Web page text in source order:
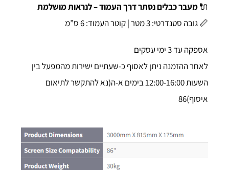
🔌מעבר כבלים נסתר דרך העמוד – לנראות מושלמת
📏 גובה סטנדרטי: 3 מטר | קוטר העמוד: 6 ס”מ
אספקה עד 3 ימי עסקים
לאחר ההזמנה ניתן לאסוף כ-שעתיים ישירות מהמפעל בין
השעות 12:00-16:00 בימים א-ה(נא להתקשר לתיאום
איסוף)86